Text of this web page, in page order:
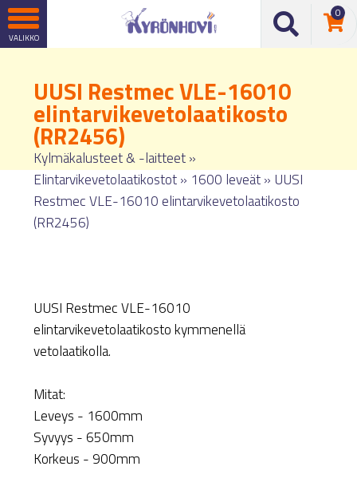
0
UUSI Restmec VLE-16010
elintarvikevetolaatikosto
(RR2456)
Kylmäkalusteet & -laitteet»
Elintarvikevetolaatikostot» 1600 leveät» UUSI
Restmec VLE-16010 elintarvikevetolaatikosto
(RR2456)
UUSI Restmec VLE-16010
elintarvikevetolaatikosto kymmenellä
vetolaatikolla.
Mitat:
Leveys - 1600mm
Syvyys - 650mm
Korkeus - 900mm